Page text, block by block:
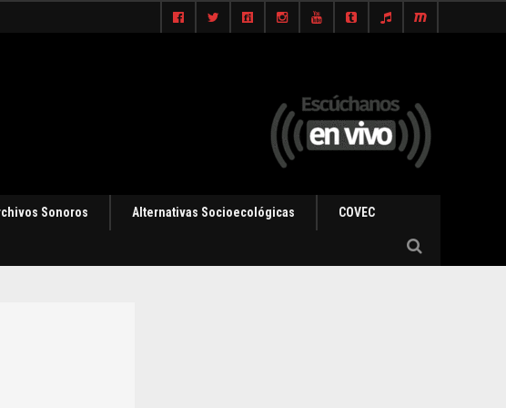
Sonoros Alternativas Socioecológicas COVEC